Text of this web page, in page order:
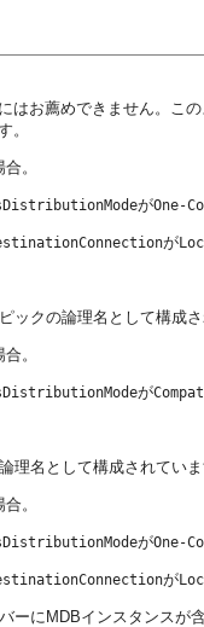
はお薦めできません。こ
。
。
がOne-
が
ックの論理名として構成
。
が
理名として構成されてい
。
がOne-
が
ーにMDBインスタンスが